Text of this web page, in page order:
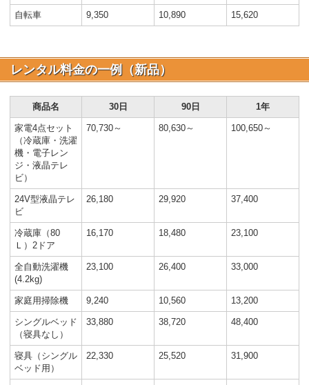
自転車 9,350 10,890 15,620
レンタル料金の一例（新品）
商品名 30日 90日 1年
家電4点セット
（冷蔵庫・洗濯
機・電子レン
ジ・液晶テレ
ビ）
70,730～ 80,630～ 100,650～
24V型液晶テレ
ビ
26,180 29,920 37,400
冷蔵庫（80
Ｌ）2ドア
16,170 18,480 23,100
全自動洗濯機
(4.2kg)
23,100 26,400 33,000
家庭用掃除機 9,240 10,560 13,200
シングルベッド
（寝具なし）
33,880 38,720 48,400
寝具（シングル
ベッド用）
22,330 25,520 31,900